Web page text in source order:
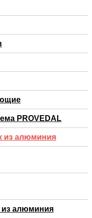
PROVEDAL
из алюминия
из алюминия